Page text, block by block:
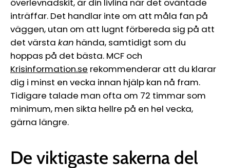
inträffar. Det handlar inte om att måla fan på
väggen, utan om att lugnt förbereda sig på att
det värsta kan hända, samtidigt som du
hoppas på det bästa. MCF och
Krisinformation.se rekommenderar att du klarar
dig i minst en vecka innan hjälp kan nå fram.
Tidigare talade man ofta om 72 timmar som
minimum, men sikta hellre på en hel vecka,
gärna längre.
De viktigaste sakerna del